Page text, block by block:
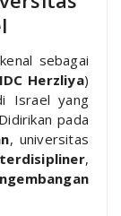
sebagai
Herzliya)
Israel yang
pada
, universitas
,